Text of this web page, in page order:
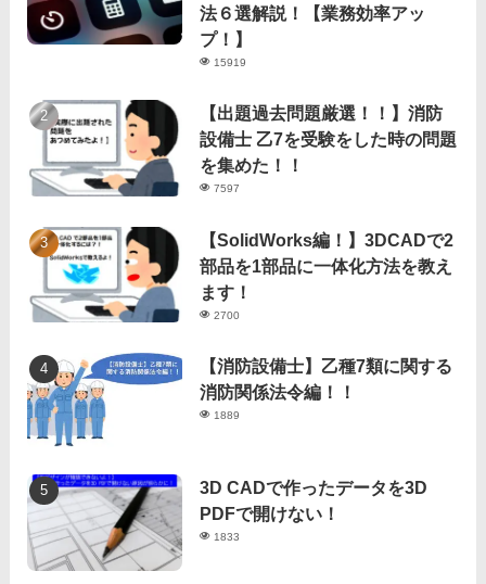
法６選解説！【業務効率アッ
プ！】
15919
【出題過去問題厳選！！】消防
設備士 乙7を受験をした時の問題
を集めた！！
7597
【SolidWorks編！】3DCADで2
部品を1部品に一体化方法を教え
ます！
2700
【消防設備士】乙種7類に関する
消防関係法令編！！
1889
3D CADで作ったデータを3D
PDFで開けない！
1833